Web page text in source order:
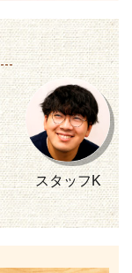
スタッフK